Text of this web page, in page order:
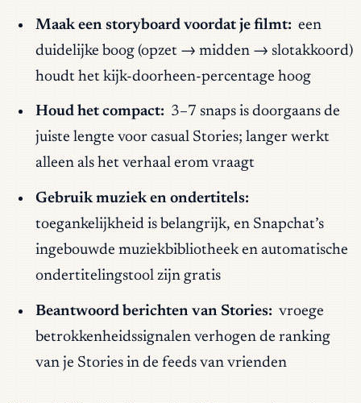
Maak een storyboard voordat je filmt: een
duidelijke boog (opzet → midden → slotakkoord)
houdt het kijk-doorheen-percentage hoog
Houd het compact: 3–7 snaps is doorgaans de
juiste lengte voor casual Stories; langer werkt
alleen als het verhaal erom vraagt
Gebruik muziek en ondertitels:
toegankelijkheid is belangrijk, en Snapchat’s
ingebouwde muziekbibliotheek en automatische
ondertitelingstool zijn gratis
Beantwoord berichten van Stories: vroege
betrokkenheidssignalen verhogen de ranking
van je Stories in de feeds van vrienden